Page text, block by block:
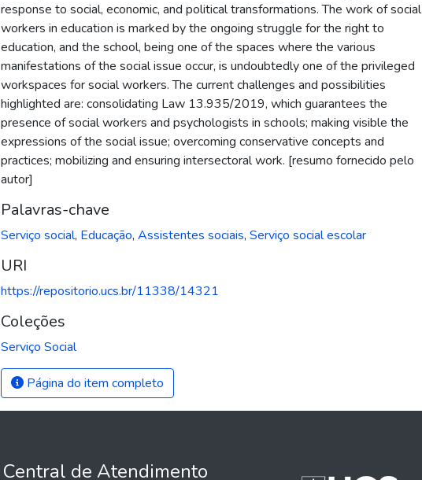
response to social, economic, and political transformations. The work of social
workers in education is marked by the ongoing struggle for the right to
education, and the school, being one of the spaces where the various
manifestations of the social issue occur, is undoubtedly one of the privileged
workspaces for social workers. The current challenges and possibilities
highlighted are: consolidating Law 13.935/2019, which guarantees the
presence of social workers and psychologists in schools; making visible the
expressions of the social issue; overcoming conservative concepts and
practices; mobilizing and ensuring intersectoral work. [resumo fornecido pelo
autor]
Palavras-chave
Serviço social, Educação, Assistentes sociais, Serviço social escolar
URI
https://repositorio.ucs.br/11338/14321
Coleções
Serviço Social
Página do item completo
Central de Atendimento